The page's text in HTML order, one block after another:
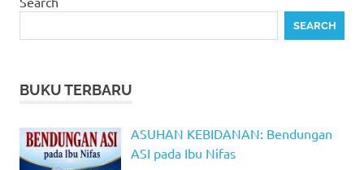
SEARCH
BUKU TERBARU
ASUHAN KEBIDANAN: Bendungan
ASI pada Ibu Nifas